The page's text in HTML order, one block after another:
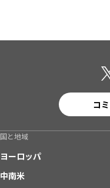
コ
国と地域
ヨーロッパ
中南米